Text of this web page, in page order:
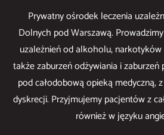
Prywatny ośrodek leczenia
Dolnych pod Warszawą.
uzależnień od alkoholu,
także zaburzeń odżywiania i zaburzeń
pod całodobową opieką medyczną,
dyskrecji. Przyjmujemy pacjentów z
również w języku